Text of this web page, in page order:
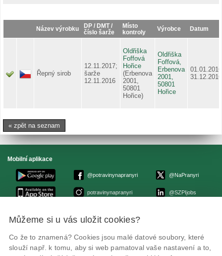
Název výrobku
DP / DMT /
číslo šarže
Místo
kontroly
Výrobce Datum
Řepný sirob
12.11.2017;
šarže
12.11.2016
Oldřiška
Foffová
Hořice
(Erbenova
2001,
50801
Hořice)
Oldřiška
Foffová,
Erbenova
2001,
50801
Hořice
31.12.2016
« zpět na seznam
Mobilní aplikace
@potravinynapranyri
potravinynapranyri
@NaPranyri
@SZPIjobs
© Státní zemědělská a potravinářská inspekce 2026
ID datové schránky: avraiqg
IČO: 75014149, DIČ: CZ75014149
Můžeme si u vás uložit cookies?
Co že to znamená? Cookies jsou malé datové soubory, které
slouží např. k tomu, aby si web pamatoval vaše nastavení a to,